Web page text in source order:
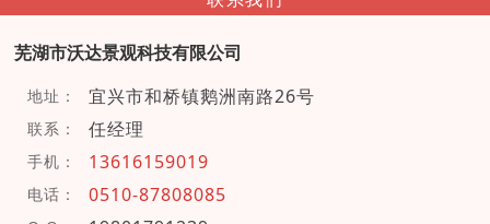
芜湖市沃达景观科技有限公司
地址： 宜兴市和桥镇鹅洲南路26号
联系： 任经理
手机： 13616159019
电话： 0510-87808085